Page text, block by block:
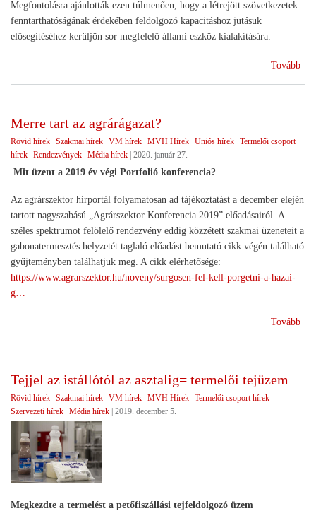
Megfontolásra ajánlották ezen túlmenően, hogy a létrejött szövetkezetek
fenntarthatóságának érdekében feldolgozó kapacitáshoz jutásuk
elősegítéséhez kerüljön sor megfelelő állami eszköz kialakítására.
Tovább
Merre tart az agrárágazat?
Rövid hírek Szakmai hírek VM hírek MVH Hírek Uniós hírek Termelői csoport
hírek Rendezvények Média hírek 2020. január 27.
Mit üzent a 2019 év végi Portfolió konferencia?
Az agrárszektor hírportál folyamatosan ad tájékoztatást a december elején
tartott nagyszabású „Agrárszektor Konferencia 2019” előadásairól. A
széles spektrumot felölelő rendezvény eddig közzétett szakmai üzeneteit a
gabonatermesztés helyzetét taglaló előadást bemutató cikk végén található
gyűjteményben találhatjuk meg. A cikk elérhetősége:
https://www.agrarszektor.hu/noveny/surgosen-fel-kell-porgetni-a-hazai-
g…
Tovább
Tejjel az istállótól az asztalig= termelői tejüzem
Rövid hírek Szakmai hírek VM hírek MVH Hírek Termelői csoport hírek
Szervezeti hírek Média hírek | 2019. december 5.
Megkezdte a termelést a petőfiszállási tejfeldolgozó üzem